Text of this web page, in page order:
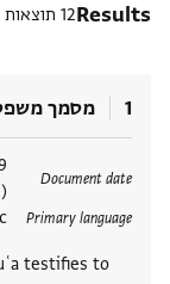
Results12 תוצאות
1 מסמך
Document date
Primary language
testifies to